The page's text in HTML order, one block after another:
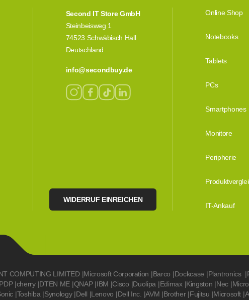
Second IT Store GmbH
Steinbeisweg 1
74523 Schwäbisch Hall
Deutschland
info@secondbuy.de
WIDERRUF EINREICHEN
Online Shop
Notebooks
Tablets
PCs
Smartphones
Monitore
Peripherie
IT-Ankauf
COMPUTING LIMITED |Microsoft Corporation |Barco |Dockcase |Plantronics |
PDP |cherry |DTEN ME |QNAP |IBM |Cisco |Duolipa |Edimax |Kingston |Nec |
|Toshiba |Synology |Dell |Lenovo |Dell Inc. |AVM |Brother |Fujitsu |Microsoft |